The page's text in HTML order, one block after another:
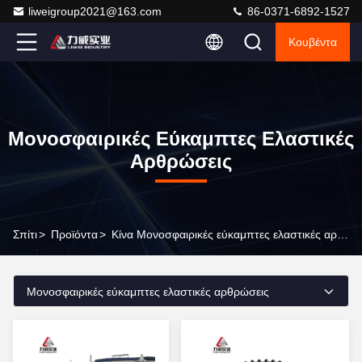
liweigroup2021@163.com 86-0371-6892-1527
Κουβέντα
Μονοσφαιρικές Εύκαμπτες Ελαστικές
Αρθρώσεις
Σπίτι> Προϊόντα>
Μονοσφαιρικές εύκαμπτες ελαστικές αρθρώσεις